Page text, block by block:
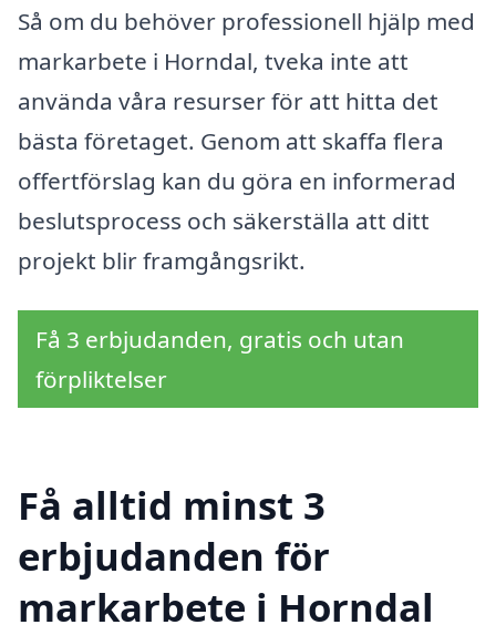
Så om du behöver professionell hjälp med
markarbete i Horndal, tveka inte att
använda våra resurser för att hitta det
bästa företaget. Genom att skaffa flera
offertförslag kan du göra en informerad
beslutsprocess och säkerställa att ditt
projekt blir framgångsrikt.
Få 3 erbjudanden, gratis och utan
förpliktelser
Få alltid minst 3
erbjudanden för
markarbete i Horndal